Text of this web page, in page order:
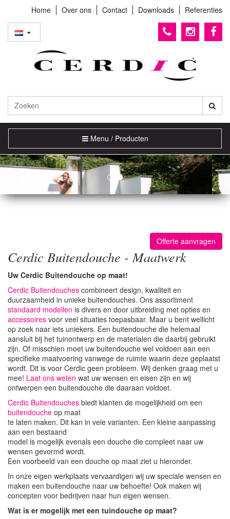
Home Over ons Contact Downloads Referenties
Toggle
navigation
Menu / Producten
Offerte aanvragen
Cerdic Buitendouche - Maatwerk
Uw Cerdic Buitendouche op maat!
Cerdic Buitendouches combineert design, kwaliteit en
duurzaamheid in unieke buitendouches. Ons assortiment
standaard modellen is divers en door uitbreiding met opties en
accessoires voor veel situaties toepasbaar. Maar u bent wellicht
op zoek naar iets uniekers. Een buitendouche die helemaal
aansluit bij het tuinontwerp en de materialen die daarbij gebruikt
zijn. Of misschien moet uw buitendouche wel voldoen aan een
specifieke maatvoering vanwege de ruimte waarin deze geplaatst
wordt. Dit is voor Cerdic geen probleem. Wij denken graag met u
mee! Laat ons weten wat uw wensen en eisen zijn en wij
ontwerpen een buitendouche die daaraan voldoet.
Cerdic Buitendouches biedt klanten de mogelijkheid om een
buitendouche op maat
te laten maken. Dit kan in vele varianten. Een kleine aanpassing
aan een bestaand
model is mogelijk evenals een douche die compleet naar uw
wensen gevormd wordt.
Een voorbeeld van een douche op maat ziet u hieronder.
In onze eigen werkplaats vervaardigen wij uw speciale wensen en
maken een buitendouche naar uw behoefte! Ook maken wij
concepten voor bedrijven naar hun eigen wensen.
Wat is er mogelijk met een tuindouche op maat?